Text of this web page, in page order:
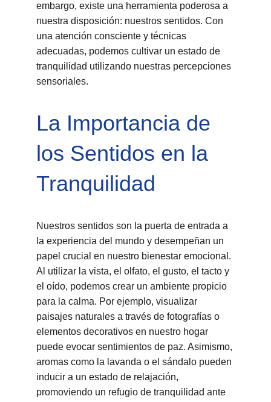
embargo, existe una herramienta poderosa a
nuestra disposición: nuestros sentidos. Con
una atención consciente y técnicas
adecuadas, podemos cultivar un estado de
tranquilidad utilizando nuestras percepciones
sensoriales.
La Importancia de
los Sentidos en la
Tranquilidad
Nuestros sentidos son la puerta de entrada a
la experiencia del mundo y desempeñan un
papel crucial en nuestro bienestar emocional.
Al utilizar la vista, el olfato, el gusto, el tacto y
el oído, podemos crear un ambiente propicio
para la calma. Por ejemplo, visualizar
paisajes naturales a través de fotografías o
elementos decorativos en nuestro hogar
puede evocar sentimientos de paz. Asimismo,
aromas como la lavanda o el sándalo pueden
inducir a un estado de relajación,
promoviendo un refugio de tranquilidad ante